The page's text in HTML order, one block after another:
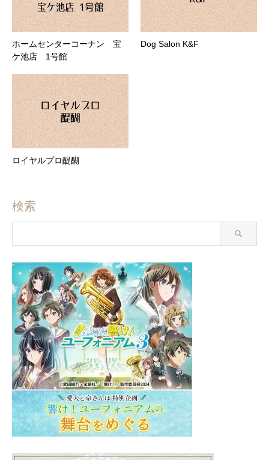
ホームセンターコーナン 宝
ケ池店 1号館
Dog Salon K&F
ロイヤルプロ醍醐
検索